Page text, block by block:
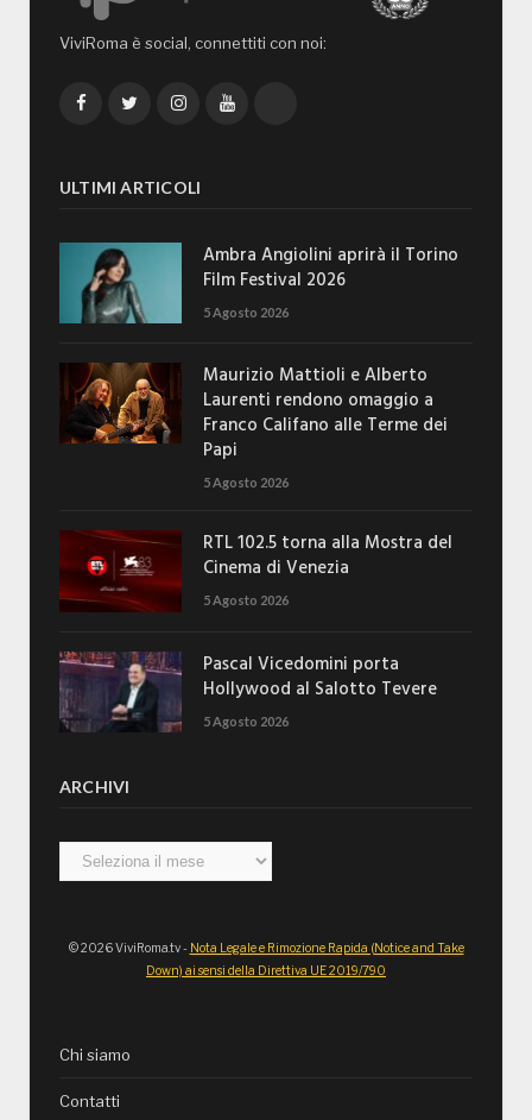
ViviRoma è social, connettiti con noi:
FacebookTwitterInstagramYouTube
ULTIMI ARTICOLI
Ambra Angiolini aprirà il Torino
Film Festival 2026
5 Agosto 2026
Maurizio Mattioli e Alberto
Laurenti rendono omaggio a
Franco Califano alle Terme dei
Papi
5 Agosto 2026
RTL 102.5 torna alla Mostra del
Cinema di Venezia
5 Agosto 2026
Pascal Vicedomini porta
Hollywood al Salotto Tevere
5 Agosto 2026
ARCHIVI
Archivi
© 2026 ViviRoma.tv - Nota Legale e Rimozione Rapida (Notice and Take
Down) ai sensi della Direttiva UE 2019/790
Chi siamo
Contatti